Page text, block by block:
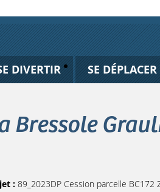
DIVERTIR SE DÉPLACER
Bressole
: 89_2023DP Cession parcelle BC172